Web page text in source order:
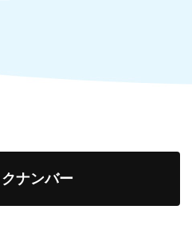
ナンバー